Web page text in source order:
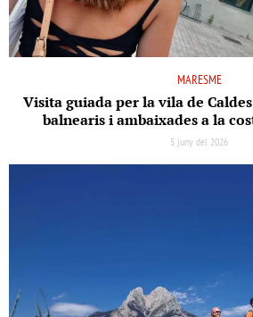
MARESME
Visita guiada per la vila de
balnearis i ambaixades a la
5 juny del 2026